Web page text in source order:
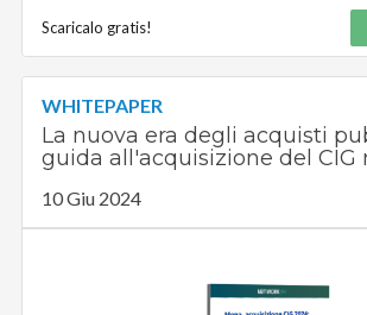
Scaricalo gratis!
WHITEPAPER
La nuova era degli acquisti
guida all'acquisizione del CIG
10 Giu 2024